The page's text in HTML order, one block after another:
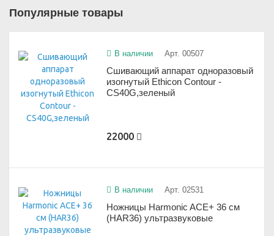
Популярные товары
В наличии Арт. 00507
Сшивающий аппарат одноразовый
изогнутый Ethicon Contour -
CS40G,зеленый
22000
В наличии Арт. 02531
Ножницы Harmonic ACE+ 36 см
(HAR36) ультразвуковые